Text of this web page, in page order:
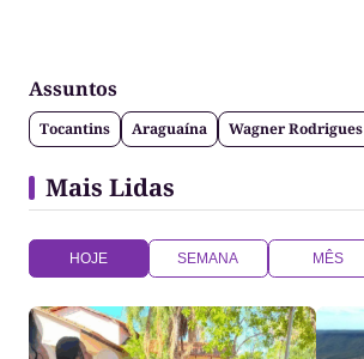
Assuntos
Tocantins Araguaína Wagner Rodrigues
Mais Lidas
HOJE SEMANA MÊS